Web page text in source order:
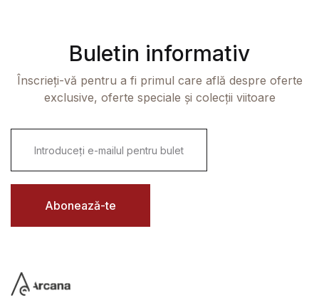
Buletin informativ
Înscrieți-vă pentru a fi primul care află despre oferte
exclusive, oferte speciale și colecții viitoare
i
l
Abonează-te